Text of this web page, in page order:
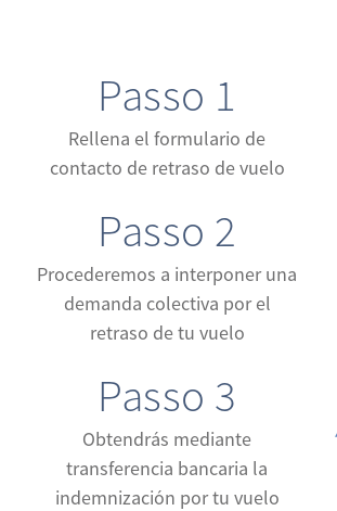
Passo 1
Rellena el formulario de
contacto de retraso de vuelo
Passo 2
Procederemos a interponer una
demanda colectiva por el
retraso de tu vuelo
Passo 3
Obtendrás mediante
transferencia bancaria la
indemnización por tu vuelo